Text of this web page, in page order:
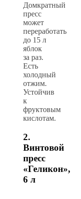
Домкратный
пресс
может
переработать
до 15 л
яблок
за раз.
Есть
холодный
отжим.
Устойчив
к
фруктовым
кислотам.
2.
Винтовой
пресс
«Геликон»,
6 л